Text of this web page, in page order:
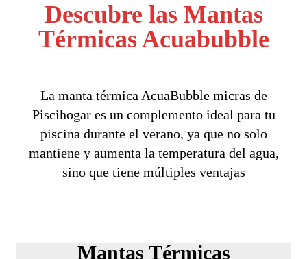
Descubre las Mantas
Térmicas Acuabubble
La manta térmica AcuaBubble micras de
Piscihogar es un complemento ideal para tu
piscina durante el verano, ya que no solo
mantiene y aumenta la temperatura del agua,
sino que tiene múltiples ventajas
Mantas Térmicas